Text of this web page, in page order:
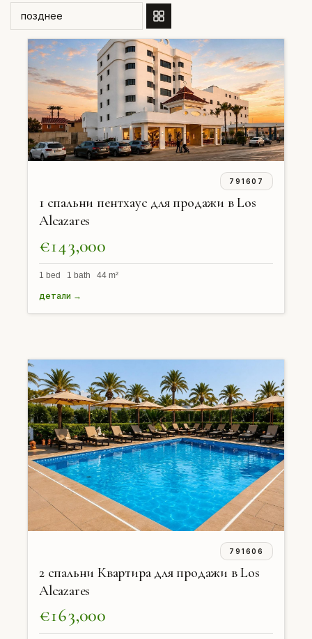
СОРТИРОВАТЬ ПО
791607
1 спальни пентхаус для продажи в Los
Alcazares
€143,000
1 bed 1 bath 44 m²
детали →
791606
2 спальни Квартира для продажи в Los
Alcazares
€163,000